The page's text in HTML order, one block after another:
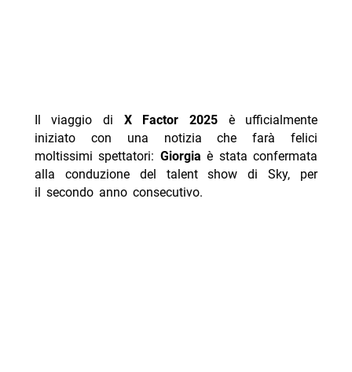
Il viaggio di X Factor 2025 è ufficialmente
iniziato con una notizia che farà felici
moltissimi spettatori: Giorgia è stata confermata
alla conduzione del talent show di Sky, per
il secondo anno consecutivo.